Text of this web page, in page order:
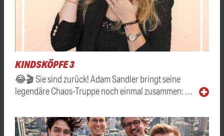
KINDSKÖPFE 3
😂🎬 Sie sind zurück! Adam Sandler bringt seine
legendäre Chaos-Truppe noch einmal zusammen: …